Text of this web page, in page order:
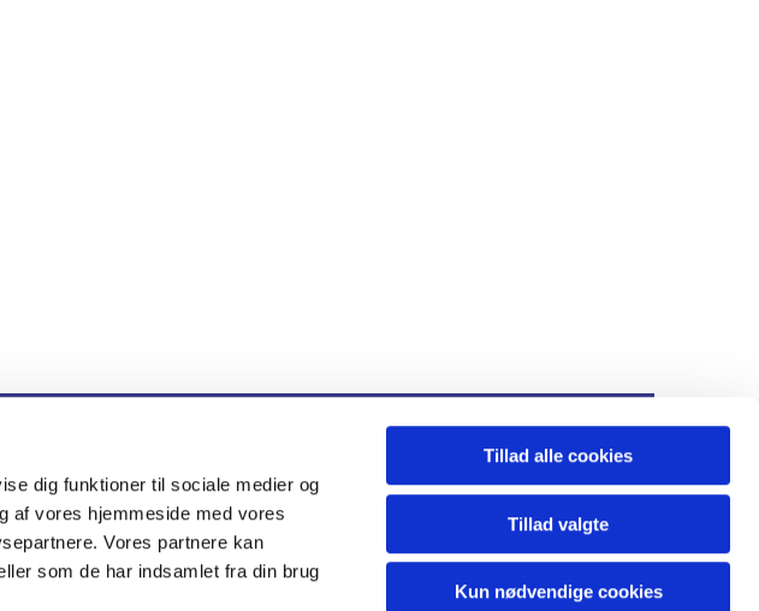
dig funktioner til sociale medier og
af vores hjemmeside med vores
Vores partnere kan
som de har indsamlet fra din brug
Tillad alle cookies
Tillad valgte
Kun nødvendige cookies